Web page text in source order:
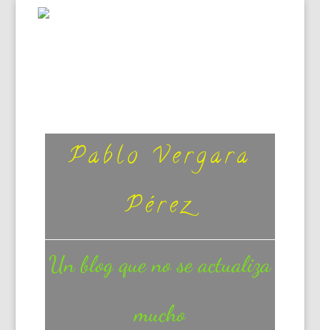
Pablo Vergara
Pérez
Un blog que no se actualiza
mucho